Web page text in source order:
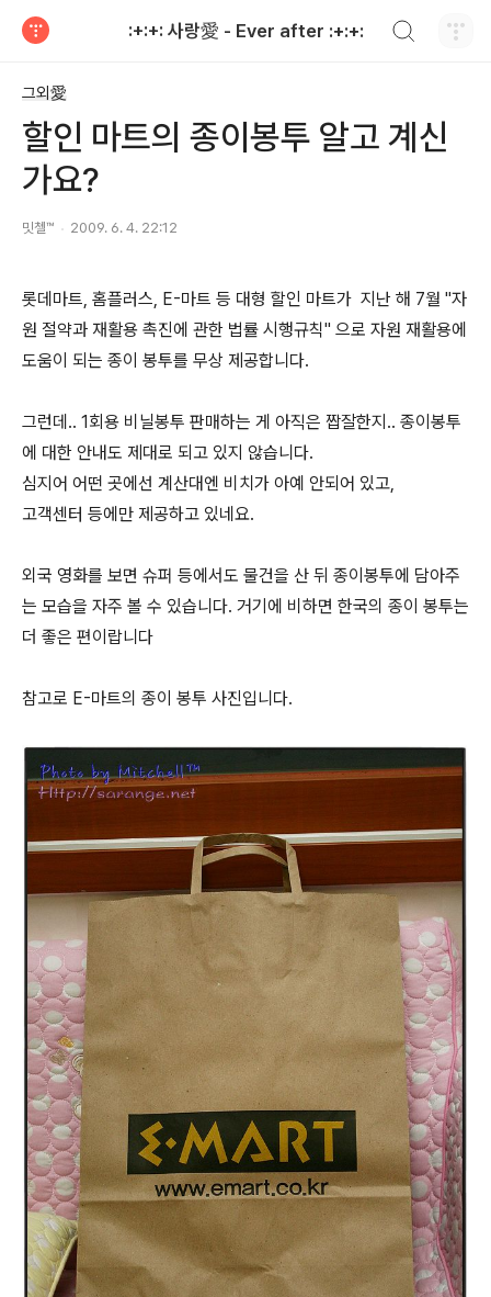
:+:+: 사랑愛 - Ever after :+:+:
그외愛
할인 마트의 종이봉투 알고 계신
가요?
밋첼™ 2009. 6. 4. 22:12
롯데마트, 홈플러스, E-마트 등 대형 할인 마트가 지난 해 7월 "자
원 절약과 재활용 촉진에 관한 법률 시행규칙" 으로 자원 재활용에
도움이 되는 종이 봉투를 무상 제공합니다.
그런데.. 1회용 비닐봉투 판매하는 게 아직은 짭잘한지.. 종이봉투
에 대한 안내도 제대로 되고 있지 않습니다.
심지어 어떤 곳에선 계산대엔 비치가 아예 안되어 있고,
고객센터 등에만 제공하고 있네요.
외국 영화를 보면 슈퍼 등에서도 물건을 산 뒤 종이봉투에 담아주
는 모습을 자주 볼 수 있습니다. 거기에 비하면 한국의 종이 봉투는
더 좋은 편이랍니다
참고로 E-마트의 종이 봉투 사진입니다.